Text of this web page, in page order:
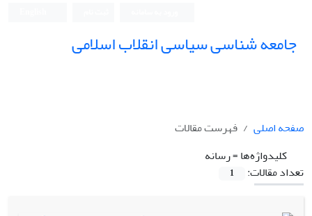
جامعه شناسی سیاسی انقلاب اسلامی
صفحه اصلی
فهرست مقالات
کلیدواژه‌ها =رسانه
تعداد مقالات:
1